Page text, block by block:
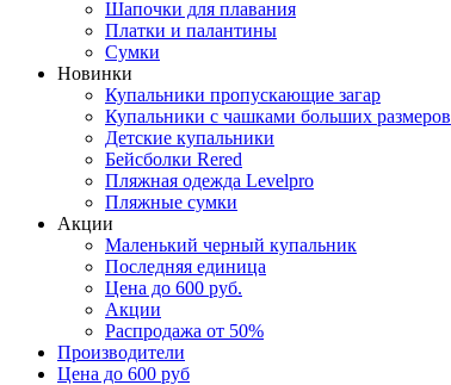
Шапочки для плавания
Платки и палантины
Сумки
Новинки
Купальники пропускающие загар
Купальники с чашками больших размеров
Детские купальники
Бейсболки Rered
Пляжная одежда Levelpro
Пляжные сумки
Акции
Маленький черный купальник
Последняя единица
Цена до 600 руб.
Акции
Распродажа от 50%
Производители
Цена до 600 руб